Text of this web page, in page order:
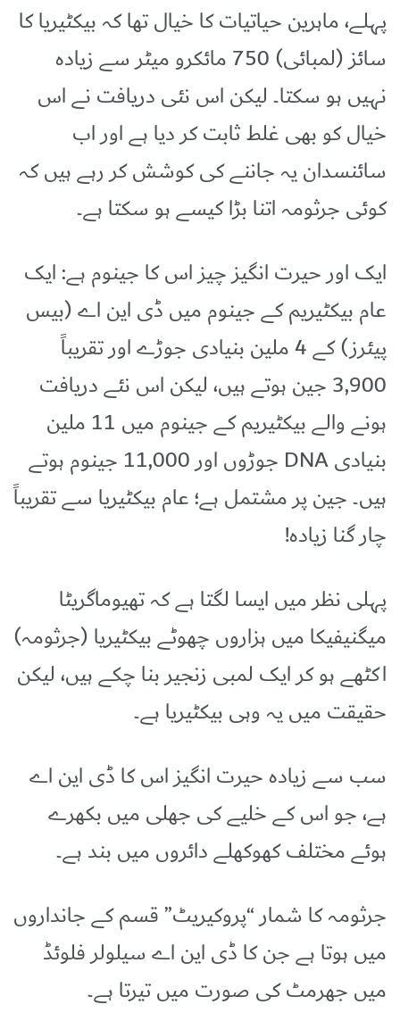
پہلے، ماہرین حیاتیات کا خیال تھا کہ بیکٹیریا کا
سائز (لمبائی) 750 مائکرو میٹر سے زیادہ
نہیں ہو سکتا۔ لیکن اس نئی دریافت نے اس
خیال کو بھی غلط ثابت کر دیا ہے اور اب
سائنسدان یہ جاننے کی کوشش کر رہے ہیں کہ
کوئی جرثومہ اتنا بڑا کیسے ہو سکتا ہے۔
ایک اور حیرت انگیز چیز اس کا جینوم ہے: ایک
عام بیکٹیریم کے جینوم میں ڈی این اے (بیس
پیئرز) کے 4 ملین بنیادی جوڑے اور تقریباً
3,900 جین ہوتے ہیں، لیکن اس نئے دریافت
ہونے والے بیکٹیریم کے جینوم میں 11 ملین
بنیادی DNA جوڑوں اور 11,000 جینوم ہوتے
ہیں۔ جین پر مشتمل ہے؛ عام بیکٹیریا سے تقریباً
چار گنا زیادہ!
پہلی نظر میں ایسا لگتا ہے کہ تھیوماگریٹا
میگنیفیکا میں ہزاروں چھوٹے بیکٹیریا (جرثومہ)
اکٹھے ہو کر ایک لمبی زنجیر بنا چکے ہیں، لیکن
حقیقت میں یہ وہی بیکٹیریا ہے۔
سب سے زیادہ حیرت انگیز اس کا ڈی این اے
ہے، جو اس کے خلیے کی جھلی میں بکھرے
ہوئے مختلف کھوکھلے دائروں میں بند ہے۔
جرثومہ کا شمار “پروکیریٹ” قسم کے جانداروں
میں ہوتا ہے جن کا ڈی این اے سیلولر فلوئڈ
میں جھرمٹ کی صورت میں تیرتا ہے۔